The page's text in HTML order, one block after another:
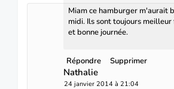
Miam ce hamburger m'aurait
midi. Ils sont toujours
et bonne journée.
Répondre Supprimer
Nathalie
24 janvier 2014 à 21:04